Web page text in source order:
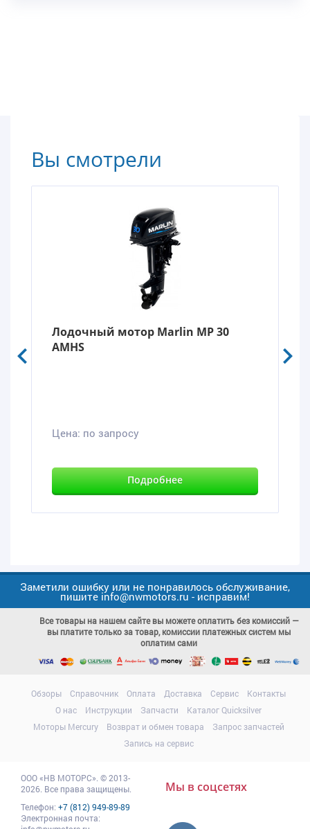
Вы смотрели
Лодочный мотор Marlin MP 30
AMHS
Цена: по запросу
Подробнее
Заметили ошибку или не понравилось обслуживание,
пишите info@nwmotors.ru - исправим!
Все товары на нашем сайте вы можете оплатить без комиссий —
вы платите только за товар, комиссии платежных систем мы
оплатим сами
Обзоры Справочник Оплата Доставка Сервис
Контакты
О нас
Инструкции Запчасти
Каталог Quicksilver
Моторы Mercury
Возврат и обмен товара
Запрос запчастей
Запись на сервис
ООО«НВ МОТОРС». © 2013-
2026. Все права защищены.
Телефон: +7 (812) 949-89-89
Электронная почта:
Мы в соцсетях